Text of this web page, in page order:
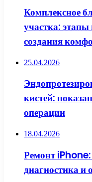
Комплексное
участка:
создания
25.04.2026
кистей:
операции
18.04.2026
Ремонт iPhone:
диагностика и